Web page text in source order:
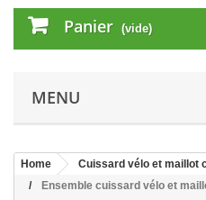
Panier (vide)
MENU
Home
Cuissard vélo et maillot
Ensemble cuissard vélo et